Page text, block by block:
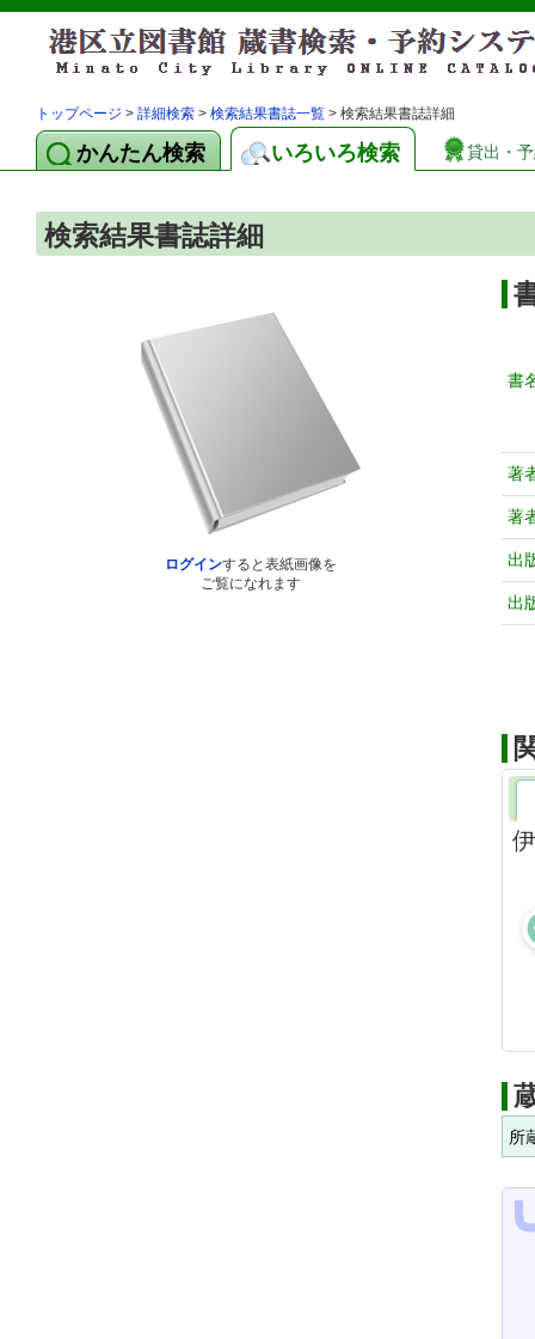
トップページ > 詳細検索 > 検索結果書誌一覧 > 検索結果書誌詳細
かんたん検索 いろいろ検索 貸出・
検索結果書誌詳細
ログインすると表紙画像を
ご覧になれます
書
著
著
出
出
所